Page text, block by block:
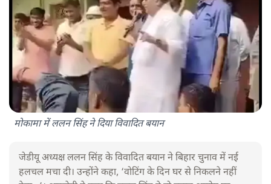
मोकामा में ललन सिंह ने दिया विवादित बयान
जेडीयू अध्यक्ष ललन सिंह के विवादित बयान ने बिहार चुनाव में नई
हलचल मचा दी। उन्होंने कहा, ‘वोटिंग के दिन घर से निकलने नहीं